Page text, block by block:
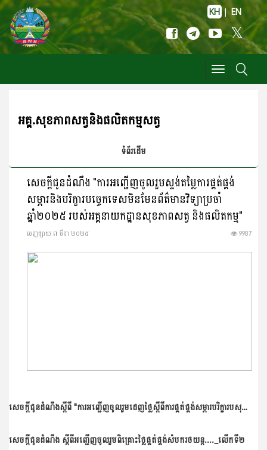
KH | EN
Toggle
navigation
អគ្គ.សុខភាពសត្វនិងផលិតកម្មសត្វ
ទំព័រដើម
សេចក្តីជូនដំណឹង "ការអញ្ជើញចូលរួមស្ទង់តម្លៃការផ្គត់ផ្គង់
សម្ភារនិងបរិក្ខារបច្ចេកទេសមិនមែនព័ត៌មានវិទ្យាប្រចាំ
ឆ្នាំ២០២៥ របស់អគ្គនាយកដ្ឋានសុខភាពសត្វ និងផលិតកម្ម"
ចេញ​ផ្សាយ​ ៧ មីនា ២០២៥ 9987
សេចក្តីជូនដំណឹងស្តីពី "ការអញ្ជើញចូលរួមដេញថ្លៃស្តីពីការផ្គត់ផ្គង់សម្ភារបរិក្ខារបសុពេទ្យប្រចាំឆ្នាំ២០២៥"
សេចក្ដីជូនដំណឹង ស្ដីពីអញ្ជើញចូលរួមពិគ្រោះថ្លៃផ្គត់ផ្គង់សំបករថយន្ត...._លើកទី២